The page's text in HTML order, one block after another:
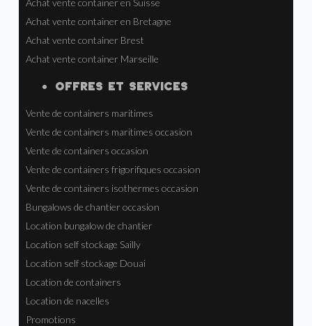
Achat vente container en Suisse
Achat vente container en Bretagne
Achat vente container Brest
Achat vente container Marseille
OFFRES ET SERVICES
Vente de containers maritimes
Vente de containers maritimes occasion
Vente de containers occasion
Vente de containers frigorifiques occasion
Vente de containers isothermes occasion
Bungalows de chantier occasion
Location bungalow de chantier
Location self stockage Sailly
Location self stockage Douai
Location de containers
Location de nacelles
Promotions